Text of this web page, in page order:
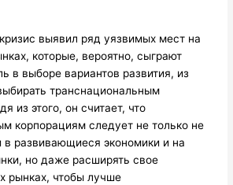
выявил ряд уязвимых мест на
которые, вероятно, сыграют
в выборе вариантов развития, из
транснациональным
из этого, он считает, что
корпорациям следует не только не
в развивающиеся экономики и на
но даже расширять свое
рынках, чтобы лучше